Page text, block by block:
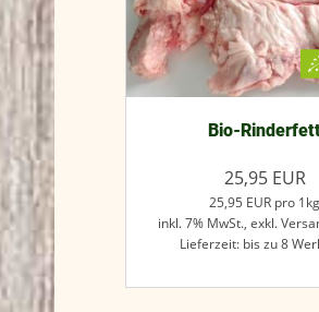
Bio-
25,95 EUR
25,95 EUR pro 1kg
inkl. 7% MwSt., exkl.
Lieferzeit: bis zu 8